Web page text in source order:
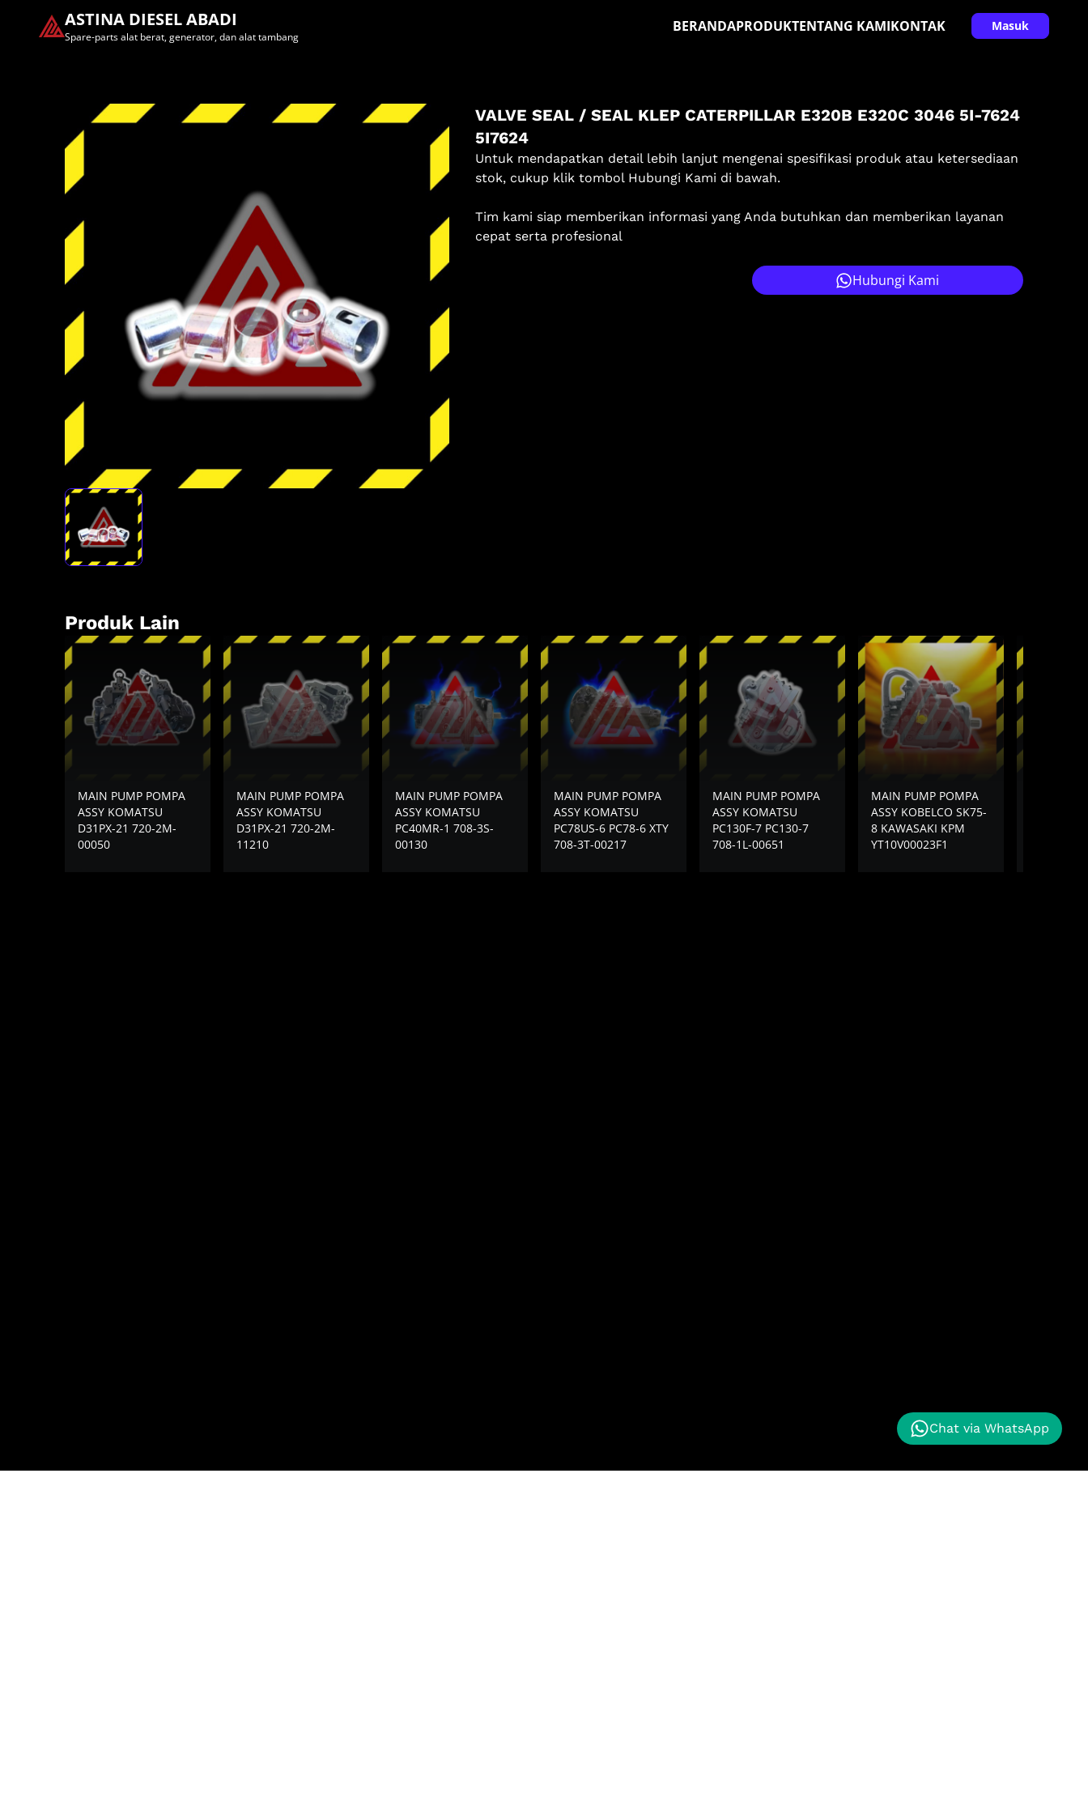
ASTINA DIESEL ABADI
Spare-parts alat berat, generator, dan alat tambang
BERANDAPRODUKTENTANG KAMIKONTAK Masuk
Masuk
Pilih methode masuk
Lanjutkan dengan Google
dengan
Ketentuan Layanandan Kebijakan Privasikami.
VALVE SEAL / SEAL KLEP CATERPILLAR E320B E320C 3046 5I-7624
5I7624
Untuk mendapatkan detail lebih lanjut mengenai spesifikasi produk atau ketersediaan
stok, cukup klik tombol Hubungi Kami di bawah.
Tim kami siap memberikan informasi yang Anda butuhkan dan memberikan layanan
cepat serta profesional
Hubungi Kami
Produk Lain
MAIN PUMP POMPA
ASSY KOMATSU
D31PX-21 720-2M-
00050
MAIN PUMP POMPA
ASSY KOMATSU
D31PX-21 720-2M-
11210
MAIN PUMP POMPA
ASSY KOMATSU
PC40MR-1 708-3S-
00130
MAIN PUMP POMPA
ASSY KOMATSU
PC78US-6 PC78-6 XTY
708-3T-00217
MAIN PUMP POMPA
ASSY KOMATSU
PC130F-7 PC130-7
708-1L-00651
MAIN PUMP POMPA
ASSY KOBELCO SK75-
8 KAWASAKI KPM
YT10V00023F1
Chat via WhatsApp